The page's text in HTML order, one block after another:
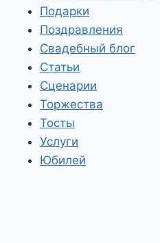
Подарки
Поздравления
Свадебный блог
Статьи
Сценарии
Торжества
Тосты
Услуги
Юбилей